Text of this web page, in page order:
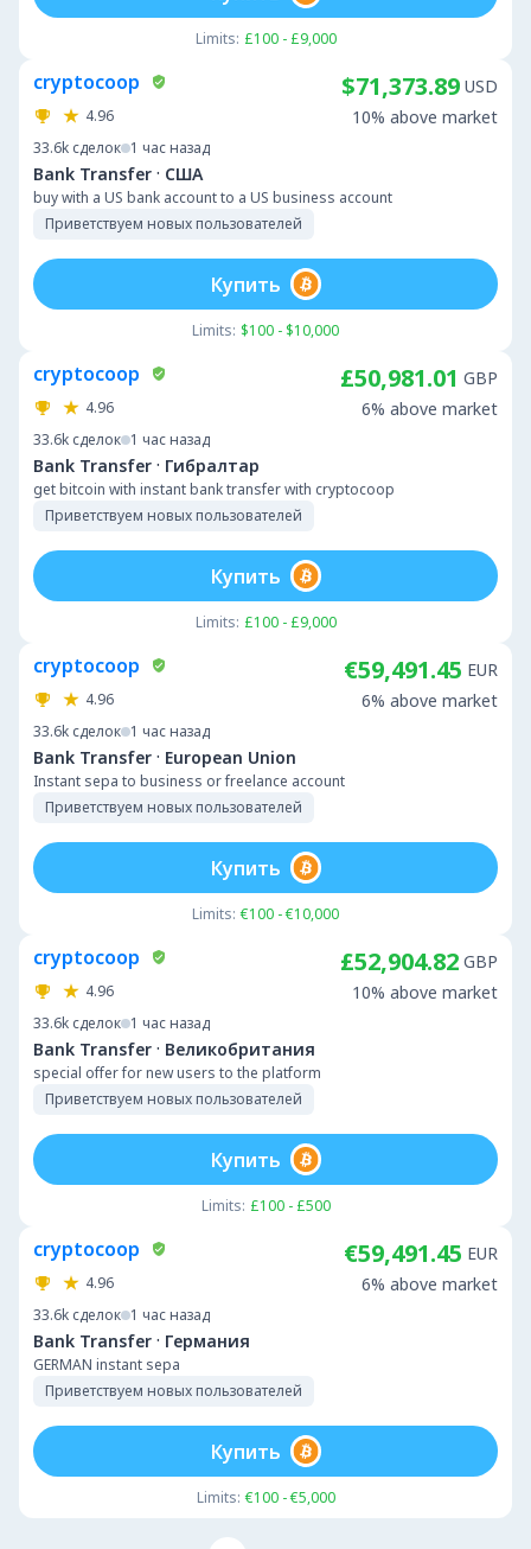
Limits: £100 - £9,000
cryptocoop
4.96
33.6k сделок 1 час назад
Bank Transfer · США
buy with a US bank account to a US business account
Приветствуем новых пользователей
$71,373.89 USD
10% above market
Limits: $100 - $10,000
Купить
cryptocoop
4.96
33.6k сделок 1 час назад
Bank Transfer · Гибралтар
get bitcoin with instant bank transfer with cryptocoop
Приветствуем новых пользователей
£50,981.01 GBP
6% above market
Limits: £100 - £9,000
Купить
cryptocoop
4.96
33.6k сделок 1 час назад
Bank Transfer · European Union
Instant sepa to business or freelance account
Приветствуем новых пользователей
€59,491.45 EUR
6% above market
Limits: €100 - €10,000
Купить
cryptocoop
4.96
33.6k сделок 1 час назад
Bank Transfer · Великобритания
special offer for new users to the platform
Приветствуем новых пользователей
£52,904.82 GBP
10% above market
Limits: £100 - £500
Купить
cryptocoop
4.96
33.6k сделок 1 час назад
Bank Transfer · Германия
GERMAN instant sepa
Приветствуем новых пользователей
€59,491.45 EUR
6% above market
Limits: €100 - €5,000
Купить